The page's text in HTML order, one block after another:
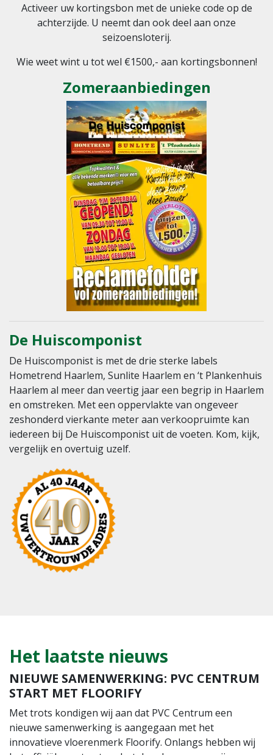
Activeer uw kortingsbon met de unieke code op de
achterzijde. U neemt dan ook deel aan onze
seizoensloterij.
Wie weet wint u tot wel €1500,- aan kortingsbonnen!
Zomeraanbiedingen
De Huiscomponist
De Huiscomponist is met de drie sterke labels
Hometrend Haarlem, Sunlite Haarlem en ‘t Plankenhuis
Haarlem al meer dan veertig jaar een begrip in Haarlem
en omstreken. Met een oppervlakte van ongeveer
zeshonderd vierkante meter aan verkoopruimte kan
iedereen bij De Huiscomponist uit de voeten. Kom, kijk,
vergelijk en overtuig uzelf.
Het laatste nieuws
NIEUWE SAMENWERKING: PVC CENTRUM
START MET FLOORIFY
Met trots kondigen wij aan dat PVC Centrum een
nieuwe samenwerking is aangegaan met het
innovatieve vloerenmerk Floorify. Onlangs hebben wij